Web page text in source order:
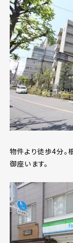
物件より徒歩4分。
御座います。